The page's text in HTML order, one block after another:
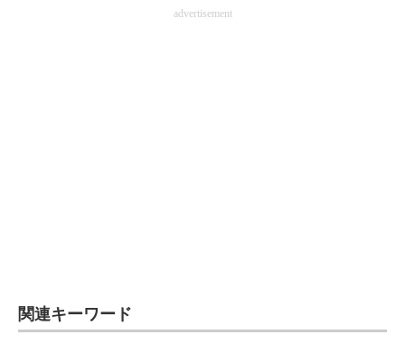
advertisement
関連キーワード